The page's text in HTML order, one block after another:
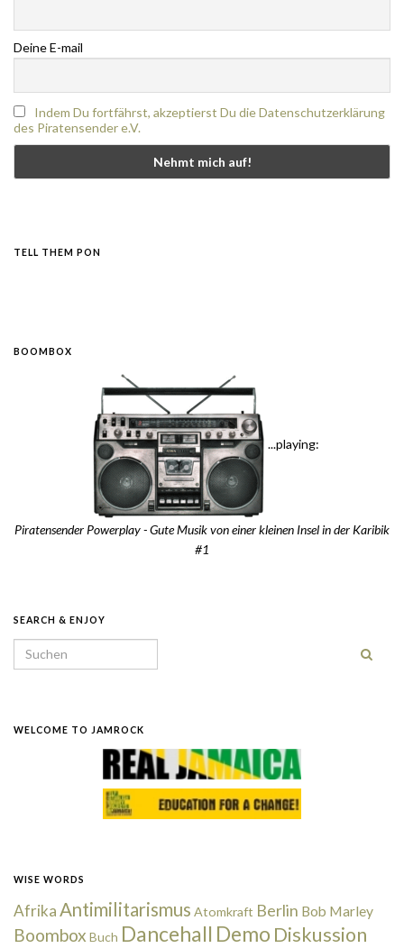
Deine E-mail
Indem Du fortfährst, akzeptierst Du die Datenschutzerklärung
des Piratensender e.V.
TELL THEM PON
BOOMBOX
...playing:
Piratensender Powerplay - Gute Musik von einer kleinen Insel in der Karibik
#1
SEARCH & ENJOY
Search for:
WELCOME TO JAMROCK
WISE WORDS
AfrikaAntimilitarismus Atomkraft Berlin Bob Marley
Boombox Buch Dancehall Demo Diskussion